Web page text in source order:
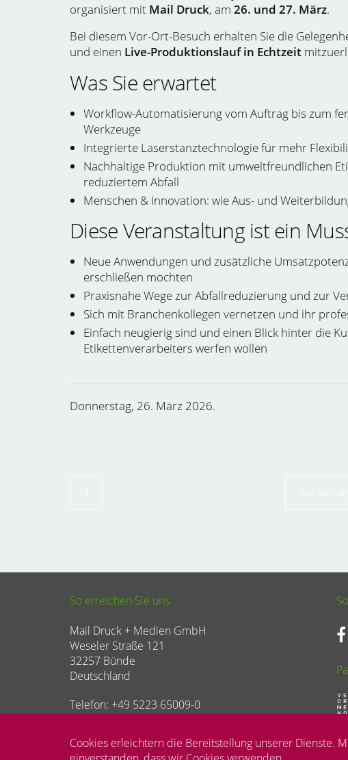
organisiert mit Mail Druck, am 26. und 27. März.
Bei diesem Vor-Ort-Besuch erhalten Sie die
und einen Live-Produktionslauf in Echtzeit
Was Sie erwartet
Workflow-Automatisierung vom Auftrag bis zum
Werkzeuge
Integrierte Laserstanztechnologie für mehr
Nachhaltige Produktion mit umweltfreundlichen
reduziertem Abfall
Menschen & Innovation: wie Aus- und
Diese Veranstaltung ist ein
Neue Anwendungen und zusätzliche
erschließen möchten
Praxisnahe Wege zur Abfallreduzierung und zur
Sich mit Branchenkollegen vernetzen und ihr
Einfach neugierig sind und einen Blick hinter die
Etikettenverarbeiters werfen wollen
Donnerstag, 26. März 2026.
So erreichen Sie uns
Mail Druck + Medien GmbH
Weseler Straße 121
32257 Bünde
Deutschland
Telefon: +49 5223 65009-0
Mail Druck + Medien GmbH © 2026
Cookies erleichtern die Bereitstellung unserer Dienste.